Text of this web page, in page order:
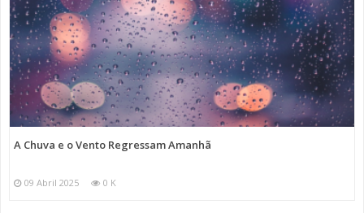
A Chuva e o Vento Regressam Amanhã
09 Abril 2025 0 K